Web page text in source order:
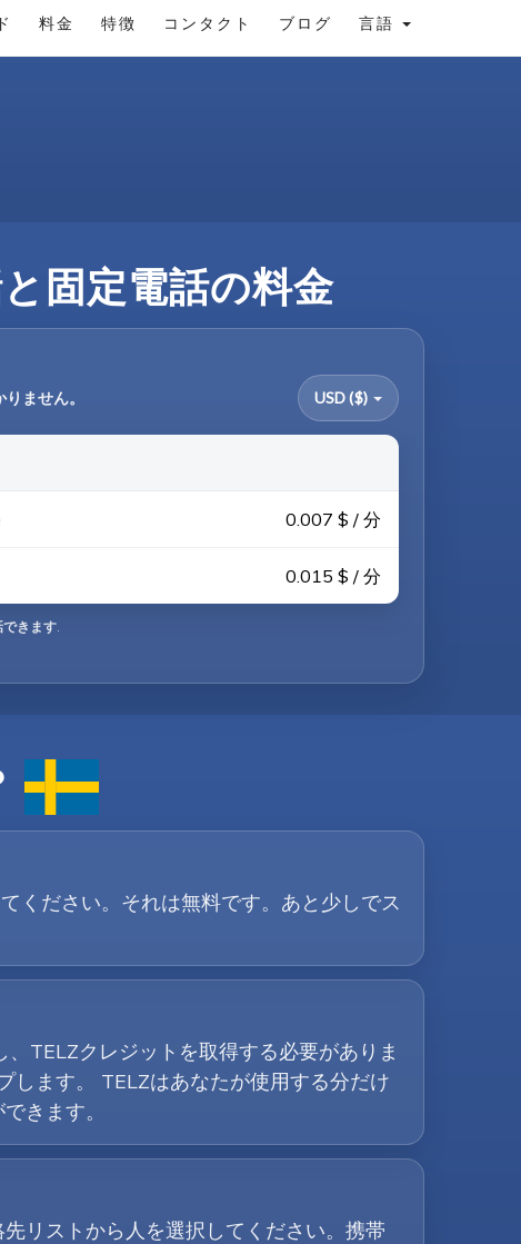
料金 特徴 コンタクト ブログ 言語
固定電話の料金
ません。 USD ($)
0.007 $ / 分
0.015 $ / 分
できます.
ください。それは無料です。あと少しでス
TELZクレジットを取得する必要がありま
ます。 TELZはあなたが使用する分だけ
きます。
リストから人を選択してください。携帯